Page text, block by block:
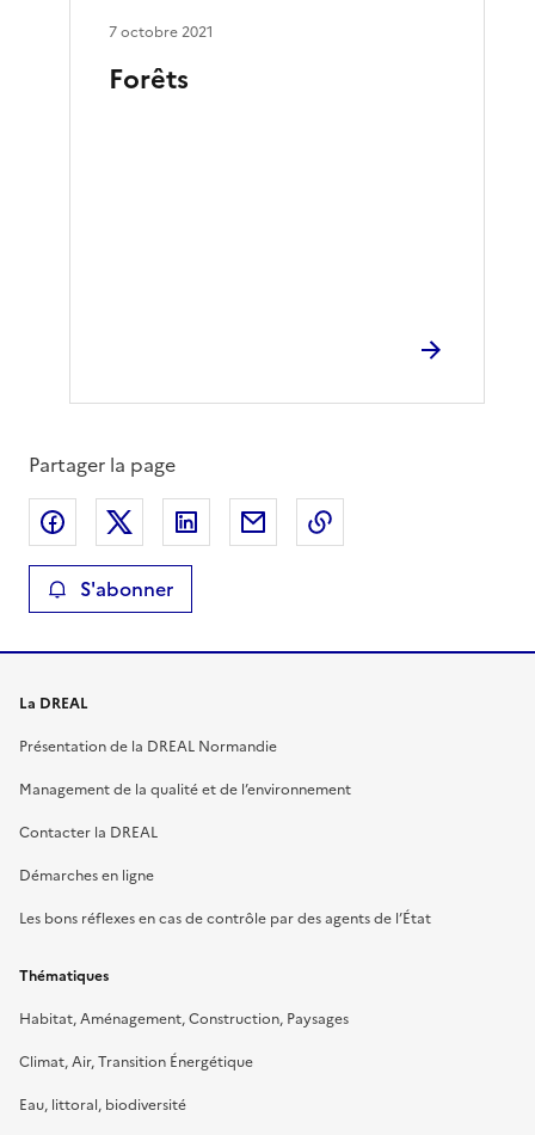
Forêts
7 octobre 2021
Partager la page
Partager sur Facebook
Partager sur XPartager sur LinkedIn
Partager par email
S'abonner
La DREAL
Présentation de la DREAL Normandie
Management de la qualité et de l’environnement
Contacter la DREAL
Démarches en ligne
Les bons réflexes en cas de contrôle par des agents de l’État
Thématiques
Habitat, Aménagement, Construction, Paysages
Climat, Air, Transition Énergétique
Eau, littoral, biodiversité